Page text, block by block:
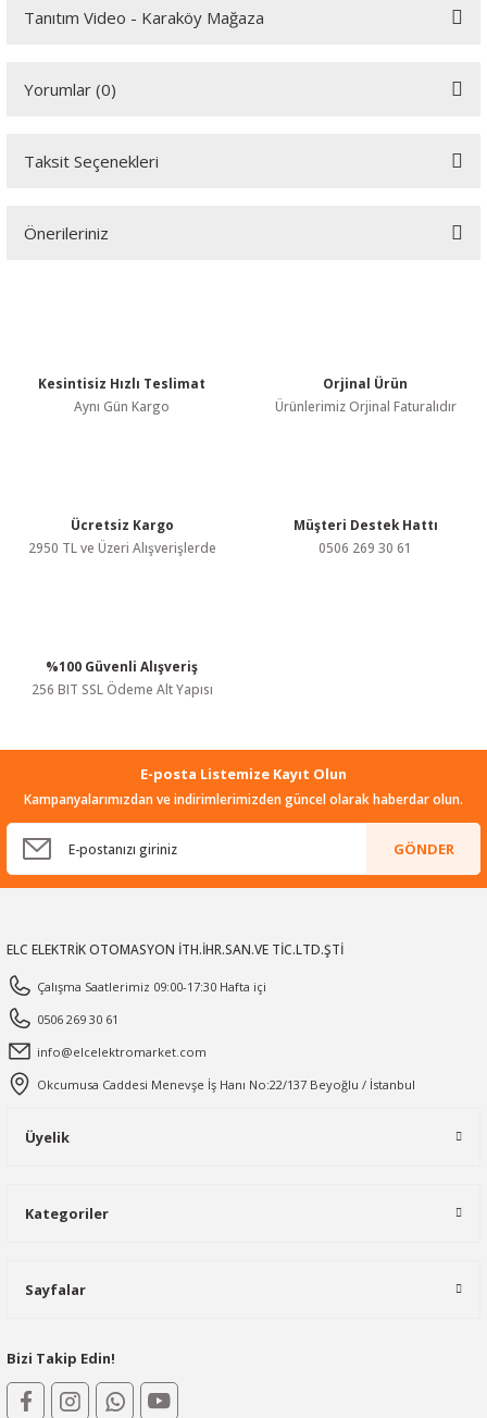
Tanıtım Video - Karaköy Mağaza
Yorumlar (0)
Bu ürüne ilk yorumu siz yapın!
Taksit Seçenekleri
Önerileriniz
Ürün resmi kalitesiz, bozuk veya görüntülenemiyor.
Bu ürüne benzer farklı alternatifler olmalı.
Kesintisiz Hızlı Teslimat
Aynı Gün Kargo
Orjinal Ürün
Ürünlerimiz Orjinal Faturalıdır
Ücretsiz Kargo
2950 TL ve Üzeri Alışverişlerde
Müşteri Destek Hattı
0506 269 30 61
%100 Güvenli Alışveriş
256 BIT SSL Ödeme Alt Yapısı
E-posta Listemize Kayıt Olun
Kampanyalarımızdan ve indirimlerimizden güncel olarak haberdar olun.
GÖNDER
ELC ELEKTRİK OTOMASYON İTH.İHR.SAN.VE TİC.LTD.ŞTİ
Çalışma Saatlerimiz 09:00-17:30 Hafta içi
0506 269 30 61
info@elcelektromarket.com
Okcumusa Caddesi Menevşe İş Hanı No:22/137 Beyoğlu / İstanbul
Üyelik
Kategoriler
Sayfalar
Bizi Takip Edin!